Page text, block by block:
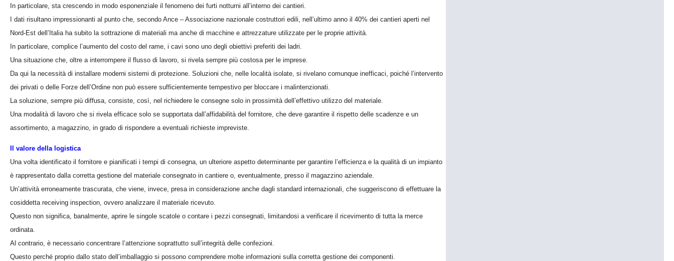
In particolare, sta crescendo in modo esponenziale il fenomeno dei furti notturni all’interno dei cantieri.
I dati risultano impressionanti al punto che, secondo Ance – Associazione nazionale costruttori edili, nell’ultimo anno il 40% dei cantieri aperti nel
Nord-Est dell’Italia ha subito la sottrazione di materiali ma anche di macchine e attrezzature utilizzate per le proprie attività.
In particolare, complice l’aumento del costo del rame, i cavi sono uno degli obiettivi preferiti dei ladri.
Una situazione che, oltre a interrompere il flusso di lavoro, si rivela sempre più costosa per le imprese.
Da qui la necessità di installare moderni sistemi di protezione. Soluzioni che, nelle località isolate, si rivelano comunque inefficaci, poiché l’intervento
dei privati o delle Forze dell’Ordine non può essere sufficientemente tempestivo per bloccare i malintenzionati.
La soluzione, sempre più diffusa, consiste, così, nel richiedere le consegne solo in prossimità dell’effettivo utilizzo del materiale.
Una modalità di lavoro che si rivela efficace solo se supportata dall’affidabilità del fornitore, che deve garantire il rispetto delle scadenze e un
assortimento, a magazzino, in grado di rispondere a eventuali richieste impreviste.
Il valore della logistica
Una volta identificato il fornitore e pianificati i tempi di consegna, un ulteriore aspetto determinante per garantire l’efficienza e la qualità di un impianto
è rappresentato dalla corretta gestione del materiale consegnato in cantiere o, eventualmente, presso il magazzino aziendale.
Un’attività erroneamente trascurata, che viene, invece, presa in considerazione anche dagli standard internazionali, che suggeriscono di effettuare la
cosiddetta receiving inspection, ovvero analizzare il materiale ricevuto.
Questo non significa, banalmente, aprire le singole scatole o contare i pezzi consegnati, limitandosi a verificare il ricevimento di tutta la merce
ordinata.
Al contrario, è necessario concentrare l’attenzione soprattutto sull’integrità delle confezioni.
Questo perché proprio dallo stato dell’imballaggio si possono comprendere molte informazioni sulla corretta gestione dei componenti.